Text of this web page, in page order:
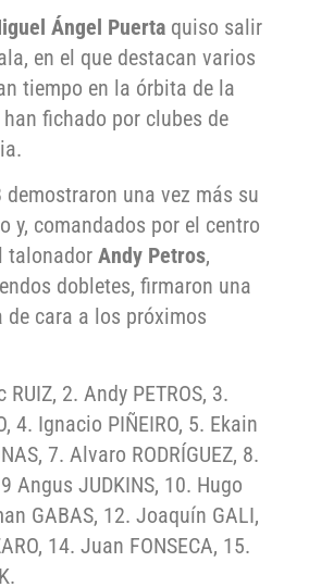
Ángel Puerta quiso salir
en el que destacan varios
tiempo en la órbita de la
fichado por clubes de
demostraron una vez más su
y, comandados por el centro
talonador Andy Petros,
dobletes, firmaron una
cara a los próximos
RUIZ, 2. Andy PETROS, 3.
4. Ignacio PIÑEIRO, 5. Ekain
7. Alvaro RODRÍGUEZ, 8.
Angus JUDKINS, 10. Hugo
GABAS, 12. Joaquín GALI,
14. Juan FONSECA, 15.